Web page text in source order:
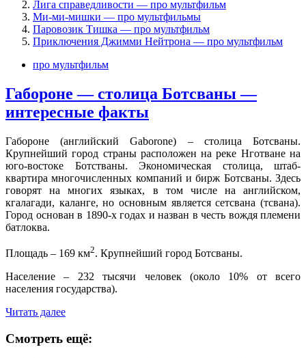
Лига справедливости — про мультфильм
Ми-ми-мишки — про мультфильмы
Паровозик Тишка — про мультфильм
Приключения Джимми Нейтрона — про мультфильм
про мультфильм
Габороне — столица Ботсваны —
интересные факты
Габороне (английский Gaborone) – столица Ботсваны.
Крупнейший город страны расположен на реке Нготване на
юго-востоке Ботстваны. Экономическая столица, штаб-
квартира многочисленных компаний и бирж Ботсваны. Здесь
говорят на многих языках, в том числе на английском,
кгалагади, каланге, но основным является сетсвана (тсвана).
Город основан в 1890-х годах и назван в честь вождя племени
батлоква.
Площадь – 169 км2. Крупнейший город Ботсваны.
Население – 232 тысячи человек (около 10% от всего
населения государства).
Читать далее
Смотреть ещё: